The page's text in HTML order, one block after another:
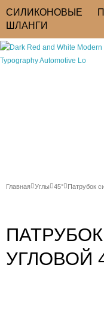
СИЛИКОНОВЫЕ
ШЛАНГИ
Главная Углы 45° Патрубок
УГЛОВОЙ